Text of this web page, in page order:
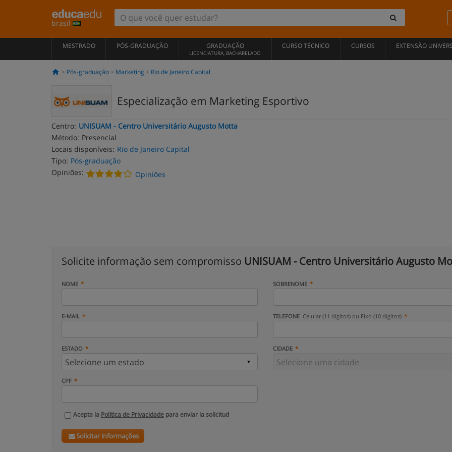
brasil
MESTRADO PÓS-GRADUAÇÃO GRADUAÇÃO
LICENCIATURA, BACHARELADO
CURSO TÉCNICO CURSOS EXTENSÃO
Pós-graduação Marketing Rio de Janeiro Capital
Especialização em Marketing Esportivo
Centro: UNISUAM - Centro Universitário Augusto Motta
Método: Presencial
Locais disponíveis: Rio de Janeiro Capital
Tipo: Pós-graduação
Opiniões:
Opiniões
Solicite informação sem compromisso UNISUAM - Centro Universitário Augusto
NOME SOBRENOME
E-MAIL TELEFONE Celular (11 dígitos) ou Fixo (10 dígitos)
ESTADO CIDADE
CPF
Acepta la Política de Privacidade para enviar la solicitud
Solicitar informações